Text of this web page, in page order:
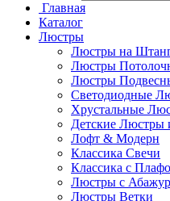
Главная
Каталог
Люстры
Люстры на
Люстры
Люстры
Светодиодные
Хрустальные
Детские Люстры
Лофт & Модерн
Классика Свечи
Классика с
Люстры с
Люстры Ветки